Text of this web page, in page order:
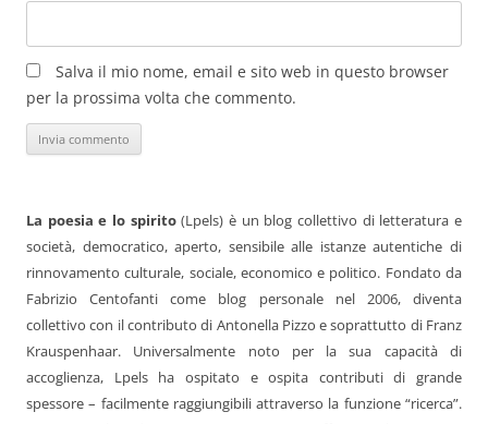
Salva il mio nome, email e sito web in questo browser
per la prossima volta che commento.
La poesia e lo spirito(Lpels) è un blog collettivo di letteratura e
società, democratico, aperto, sensibile alle istanze autentiche di
rinnovamento culturale, sociale, economico e politico. Fondato da
Fabrizio Centofanti come blog personale nel 2006, diventa
collettivo con il contributo di Antonella Pizzo e soprattutto di Franz
Krauspenhaar. Universalmente noto per la sua capacità di
accoglienza, Lpels ha ospitato e ospita contributi di grande
spessore – facilmente raggiungibili attraverso la funzione “ricerca”.